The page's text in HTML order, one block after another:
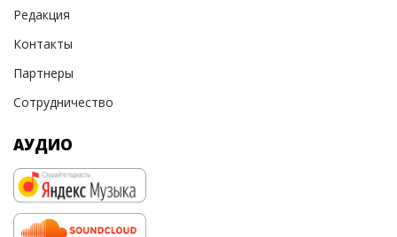
Редакция
Контакты
Партнеры
Сотрудничество
АУДИО